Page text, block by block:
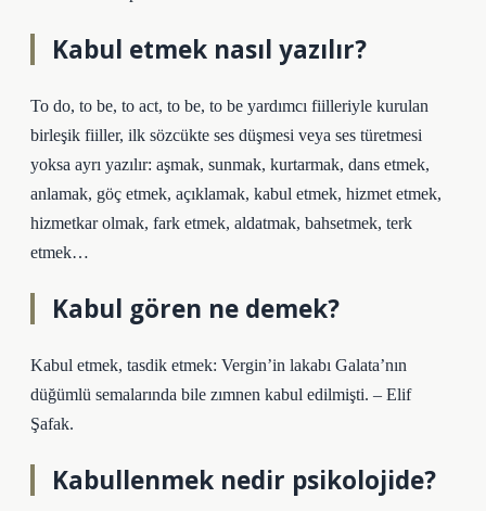
Kabul etmek nasıl yazılır?
To do, to be, to act, to be, to be yardımcı fiilleriyle kurulan
birleşik fiiller, ilk sözcükte ses düşmesi veya ses türetmesi
yoksa ayrı yazılır: aşmak, sunmak, kurtarmak, dans etmek,
anlamak, göç etmek, açıklamak, kabul etmek, hizmet etmek,
hizmetkar olmak, fark etmek, aldatmak, bahsetmek, terk
etmek…
Kabul gören ne demek?
Kabul etmek, tasdik etmek: Vergin’in lakabı Galata’nın
düğümlü semalarında bile zımnen kabul edilmişti. – Elif
Şafak.
Kabullenmek nedir psikolojide?